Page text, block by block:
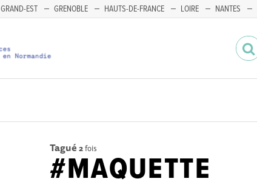
GRAND-EST GRENOBLE HAUTS-DE-FRANCE LOIRE NANTES
Tagué 2fois
#MAQUETTE